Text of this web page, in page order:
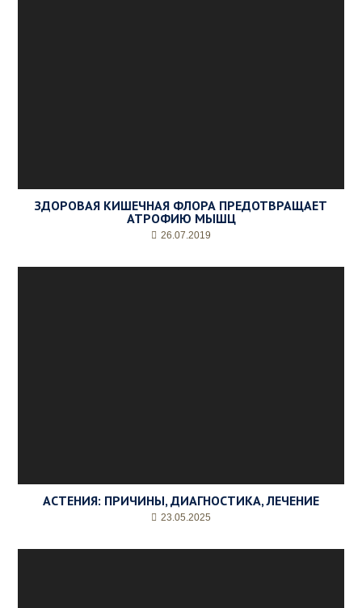
ЗДОРОВАЯ КИШЕЧНАЯ ФЛОРА ПРЕДОТВРАЩАЕТ
АТРОФИЮ МЫШЦ
26.07.2019
АСТЕНИЯ: ПРИЧИНЫ, ДИАГНОСТИКА, ЛЕЧЕНИЕ
23.05.2025